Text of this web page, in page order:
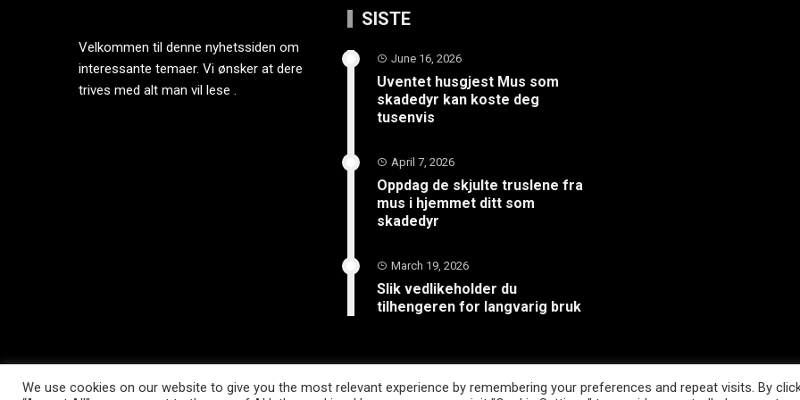
Velkommen til denne nyhetssiden om
interessante temaer. Vi ønsker at dere
trives med alt man vil lese .
SISTE
June 16, 2026
Uventet husgjest Mus som
skadedyr kan koste deg
tusenvis
April 7, 2026
Oppdag de skjulte truslene fra
mus i hjemmet ditt som
skadedyr
March 19, 2026
Slik vedlikeholder du
tilhengeren for langvarig bruk
We use cookies on our website to give you the most relevant experience by remembering your preferences and repeat visits. By